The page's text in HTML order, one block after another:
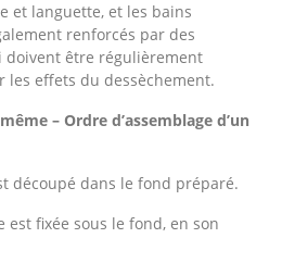
et languette, et les bains
renforcés par des
doivent être régulièrement
les effets du dessèchement.
– Ordre d’assemblage d’un
découpé dans le fond préparé.
est fixée sous le fond, en son